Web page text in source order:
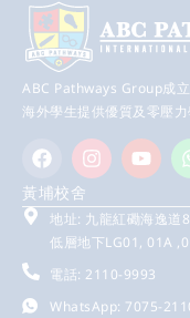
ABC Pathways Group成
海外學生提供優質及零壓力
黃埔校舍
地址: 九龍紅磡海逸道
低層地下LG01, 01A
電話: 2110-9993
WhatsApp: 7075-